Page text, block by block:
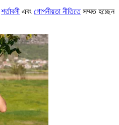
শর্তাবলী এবং গোপনীয়তা নীতিতেসম্মত হচ্ছেন